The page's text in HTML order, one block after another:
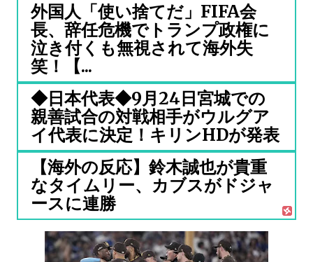
外国人「使い捨てだ」FIFA会
長、辞任危機でトランプ政権に
泣き付くも無視されて海外失
笑！【...
◆日本代表◆9月24日宮城での
親善試合の対戦相手がウルグア
イ代表に決定！キリンHDが発表
【海外の反応】鈴木誠也が貴重
なタイムリー、カブスがドジャ
ースに連勝